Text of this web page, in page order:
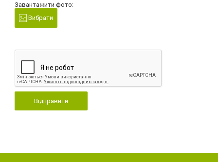
Завантажити фото:
Вибрати
Відправити